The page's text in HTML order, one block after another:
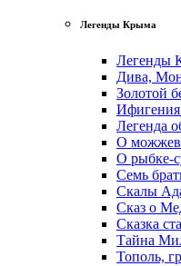
Легенды Крыма
Легенды
Дива,
Золотой
Легенда
О
О рыбке-
Семь
Скалы
Сказ о
Сказка
Тайна
Тополь,